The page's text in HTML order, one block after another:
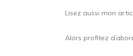
Lisez aussi mon
Alors profitez